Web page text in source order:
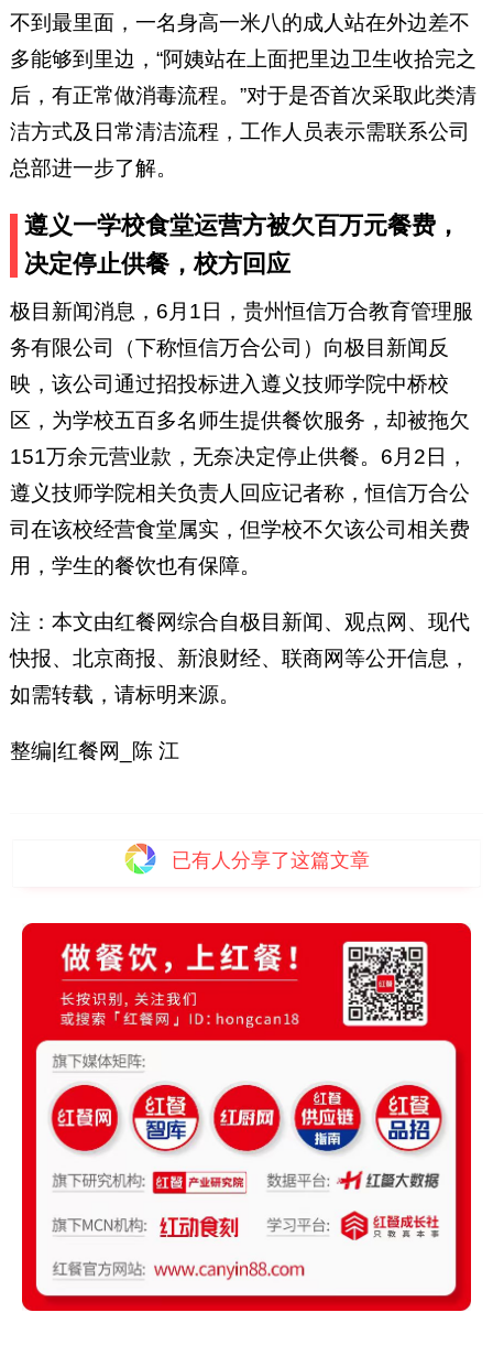
不到最里面，一名身高一米八的成人站在外边差不
多能够到里边，“阿姨站在上面把里边卫生收拾完之
后，有正常做消毒流程。”对于是否首次采取此类清
洁方式及日常清洁流程，工作人员表示需联系公司
总部进一步了解。
遵义一学校食堂运营方被欠百万元餐费，
决定停止供餐，校方回应
极目新闻消息，6月1日，贵州恒信万合教育管理服
务有限公司（下称恒信万合公司）向极目新闻反
映，该公司通过招投标进入遵义技师学院中桥校
区，为学校五百多名师生提供餐饮服务，却被拖欠
151万余元营业款，无奈决定停止供餐。6月2日，
遵义技师学院相关负责人回应记者称，恒信万合公
司在该校经营食堂属实，但学校不欠该公司相关费
用，学生的餐饮也有保障。
注：本文由红餐网综合自极目新闻、观点网、现代
快报、北京商报、新浪财经、联商网等公开信息，
如需转载，请标明来源。
整编|红餐网_陈 江
已有人分享了这篇文章